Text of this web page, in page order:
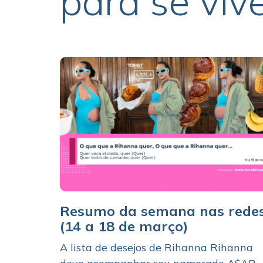
Resumo da semana nas
(14 a 18 de março)
A lista de desejos de Rihanna Rihanna